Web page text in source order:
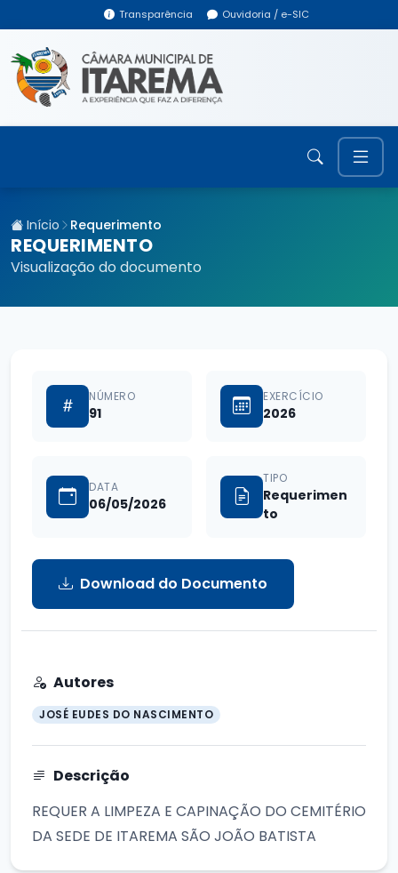
Transparência Ouvidoria / e-SIC
Início Requerimento
REQUERIMENTO
Visualização do documento
NÚMERO
91
EXERCÍCIO
2026
DATA
06/05/2026
TIPO
Requerimen
to
Download do Documento
Autores
JOSÉ EUDES DO NASCIMENTO
Descrição
REQUER A LIMPEZA E CAPINAÇÃO DO CEMITÉRIO
DA SEDE DE ITAREMA SÃO JOÃO BATISTA